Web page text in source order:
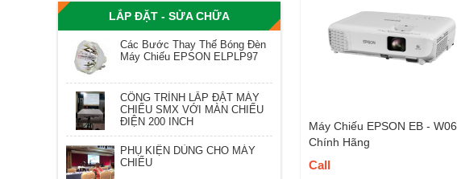
LẮP ĐẶT - SỬA CHỮA
Các Bước Thay Thế Bóng Đèn
Máy Chiếu EPSON ELPLP97
CÔNG TRÌNH LẮP ĐẶT MÁY
CHIẾU SMX VỚI MÀN CHIẾU
ĐIỆN 200 INCH
PHỤ KIỆN DÙNG CHO MÁY
CHIẾU
Máy Chiếu EPSON EB - W06
Chính Hãng
Call